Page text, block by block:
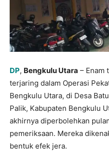
DP, Bengkulu Utara – Enam
terjaring dalam Operasi
Bengkulu Utara, di Desa
Palik, Kabupaten Bengkulu
akhirnya diperbolehkan
pemeriksaan. Mereka
bentuk efek jera.